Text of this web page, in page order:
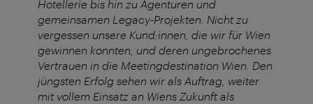
Hotellerie bis hin zu Agenturen und
gemeinsamen Legacy-Projekten. Nicht zu
vergessen unsere Kund:innen, die wir für Wien
gewinnen konnten, und deren ungebrochenes
Vertrauen in die Meetingdestination Wien. Den
jüngsten Erfolg sehen wir als Auftrag, weiter
mit vollem Einsatz an Wiens Zukunft als